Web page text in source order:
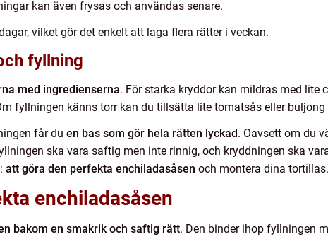
kan även frysas och användas senare.
vilket gör det enkelt att laga flera rätter i veckan.
fyllning
med ingredienserna. För starka kryddor kan mildras med lite
fyllningen känns torr kan du tillsätta lite tomatsås eller
får du en bas som gör hela rätten lyckad. Oavsett om du
ska vara saftig men inte rinnig, och kryddningen ska
att göra den perfekta enchiladasåsen och montera dina tortillas.
enchiladasåsen
bakom en smakrik och saftig rätt. Den binder ihop fyllningen